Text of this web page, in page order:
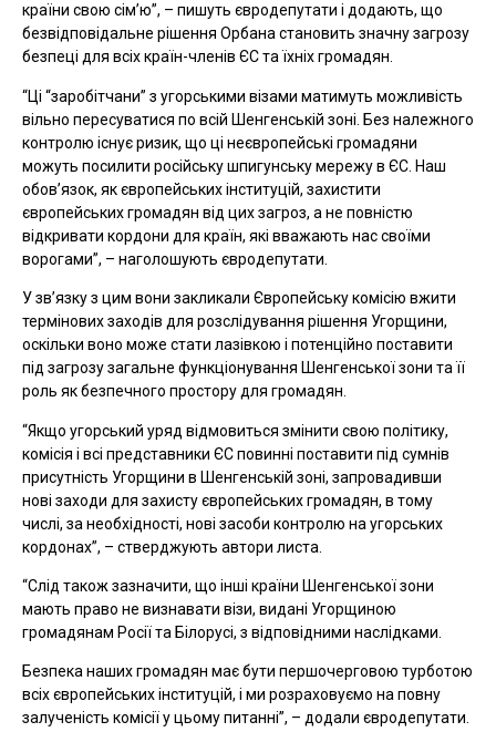
країни свою сім’ю”, – пишуть євродепутати і додають, що
безвідповідальне рішення Орбана становить значну загрозу
безпеці для всіх країн-членів ЄС та їхніх громадян.
“Ці “заробітчани” з угорськими візами матимуть можливість
вільно пересуватися по всій Шенгенській зоні. Без належного
контролю існує ризик, що ці неєвропейські громадяни
можуть посилити російську шпигунську мережу в ЄС. Наш
обов’язок, як європейських інституцій, захистити
європейських громадян від цих загроз, а не повністю
відкривати кордони для країн, які вважають нас своїми
ворогами”, – наголошують євродепутати.
У зв’язку з цим вони закликали Європейську комісію вжити
термінових заходів для розслідування рішення Угорщини,
оскільки воно може стати лазівкою і потенційно поставити
під загрозу загальне функціонування Шенгенської зони та її
роль як безпечного простору для громадян.
“Якщо угорський уряд відмовиться змінити свою політику,
комісія і всі представники ЄС повинні поставити під сумнів
присутність Угорщини в Шенгенській зоні, запровадивши
нові заходи для захисту європейських громадян, в тому
числі, за необхідності, нові засоби контролю на угорських
кордонах”, – стверджують автори листа.
“Слід також зазначити, що інші країни Шенгенської зони
мають право не визнавати візи, видані Угорщиною
громадянам Росії та Білорусі, з відповідними наслідками.
Безпека наших громадян має бути першочерговою турботою
всіх європейських інституцій, і ми розраховуємо на повну
залученість комісії у цьому питанні”, – додали євродепутати.